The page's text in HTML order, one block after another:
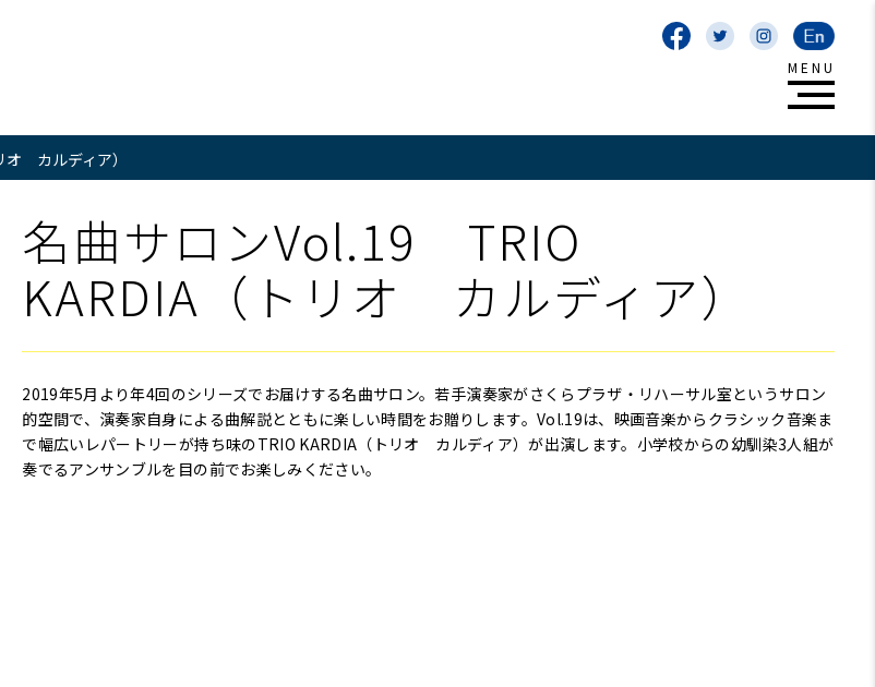
カルディア）
名曲サロンVol.19 TRIO
KARDIA（トリオ カルディア）
2019年5月より年4回のシリーズでお届けする名曲サロン。若手演奏家がさくらプラザ・リハーサル室というサロン
的空間で、演奏家自身による曲解説とともに楽しい時間をお贈りします。Vol.19は、映画音楽からクラシック音楽ま
で幅広いレパートリーが持ち味のTRIO KARDIA（トリオ カルディア）が出演します。小学校からの幼馴染3人組が
奏でるアンサンブルを目の前でお楽しみください。